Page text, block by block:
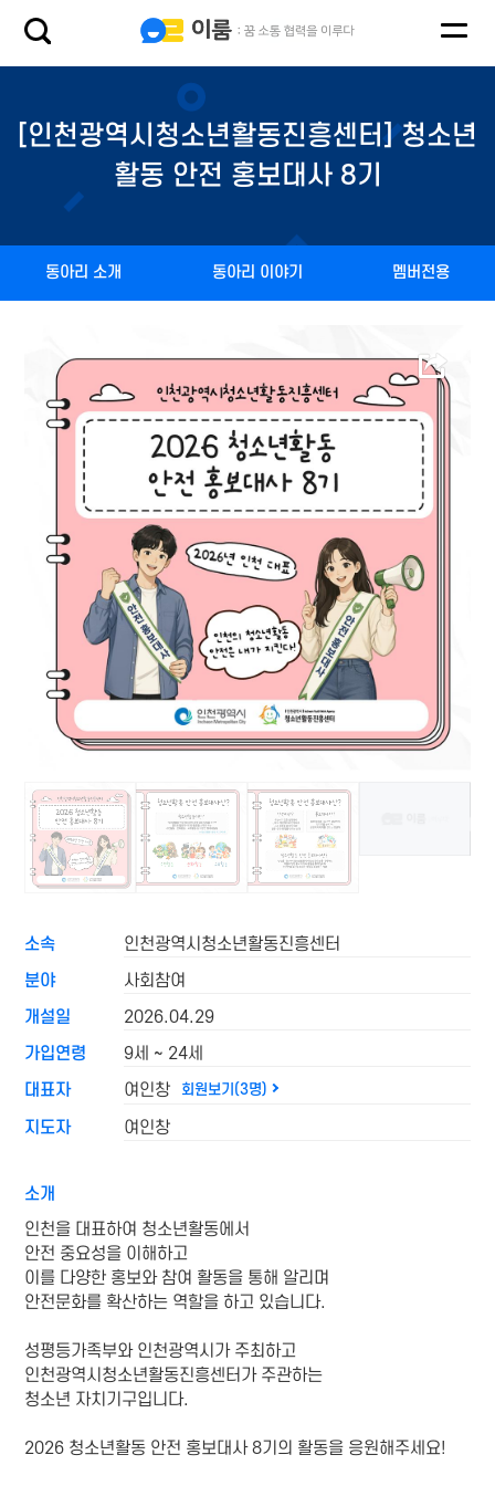
[인천광역시청소년활동진흥센터] 청소년
활동 안전 홍보대사 8기
동아리 소개 동아리 이야기 멤버전용
소속
인천광역시청소년활동진흥센터
분야
사회참여
개설일
2026.04.29
가입연령
9세 ~ 24세
대표자
여인창 회원보기(3명)
지도자 여인창
소개
인천을 대표하여 청소년활동에서
안전 중요성을 이해하고
이를 다양한 홍보와 참여 활동을 통해 알리며
안전문화를 확산하는 역할을 하고 있습니다.
성평등가족부와 인천광역시가 주최하고
인천광역시청소년활동진흥센터가 주관하는
청소년 자치기구입니다.
2026 청소년활동 안전 홍보대사 8기의 활동을 응원해주세요!